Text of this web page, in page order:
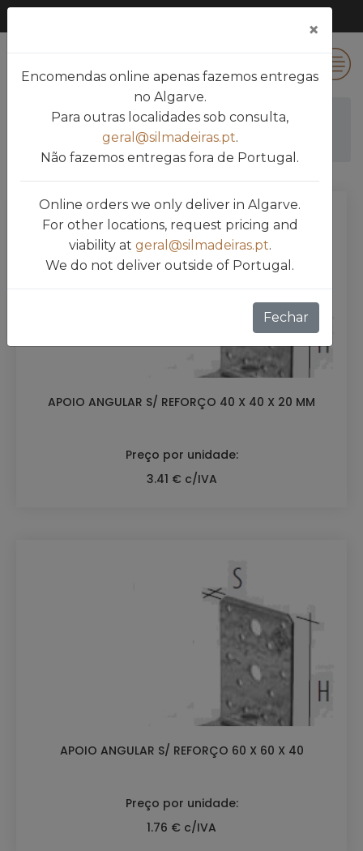
Silmadeiras Produtos
SUPORTES METÁLICOS
APOIO ANGULAR
APOIO ANGULAR S/ REFORÇO 40 X 40 X 20 MM
Preço por unidade:
3.41 € c/IVA
APOIO ANGULAR S/ REFORÇO 60 X 60 X 40
Preço por unidade:
1.76 € c/IVA
×
Encomendas online apenas fazemos entregas
no Algarve.
Para outras localidades sob consulta,
geral@silmadeiras.pt.
Não fazemos entregas fora de Portugal.
Online orders we only deliver in Algarve.
For other locations, request pricing and
viability at geral@silmadeiras.pt.
We do not deliver outside of Portugal.
Fechar